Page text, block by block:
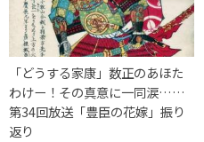
「どうする家康」数正のあほた
わけー！その真意に一同涙……
第34回放送「豊臣の花嫁」振り
返り